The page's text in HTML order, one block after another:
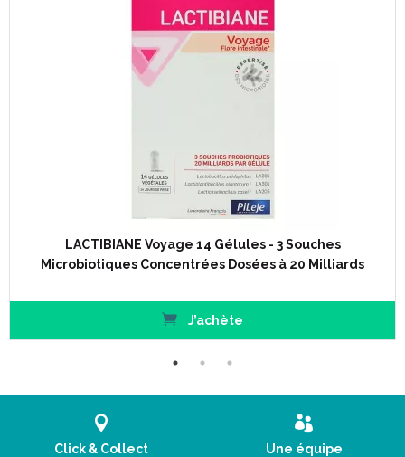
LACTIBIANE Voyage 14 Gélules - 3 Souches
Microbiotiques Concentrées Dosées à 20 Milliards
J’achète
Click & Collect
Une équipe